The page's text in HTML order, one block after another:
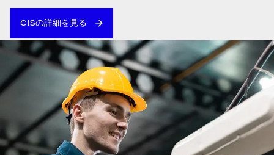
CISの詳細を見る